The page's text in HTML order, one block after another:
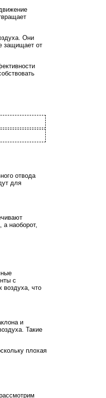
Они
защищает от
отвода
для
а наоборот,
с
воздуха, что
и
Такие
плохая